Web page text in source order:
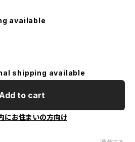
available
shipping available
to cart
にお住まいの方向け